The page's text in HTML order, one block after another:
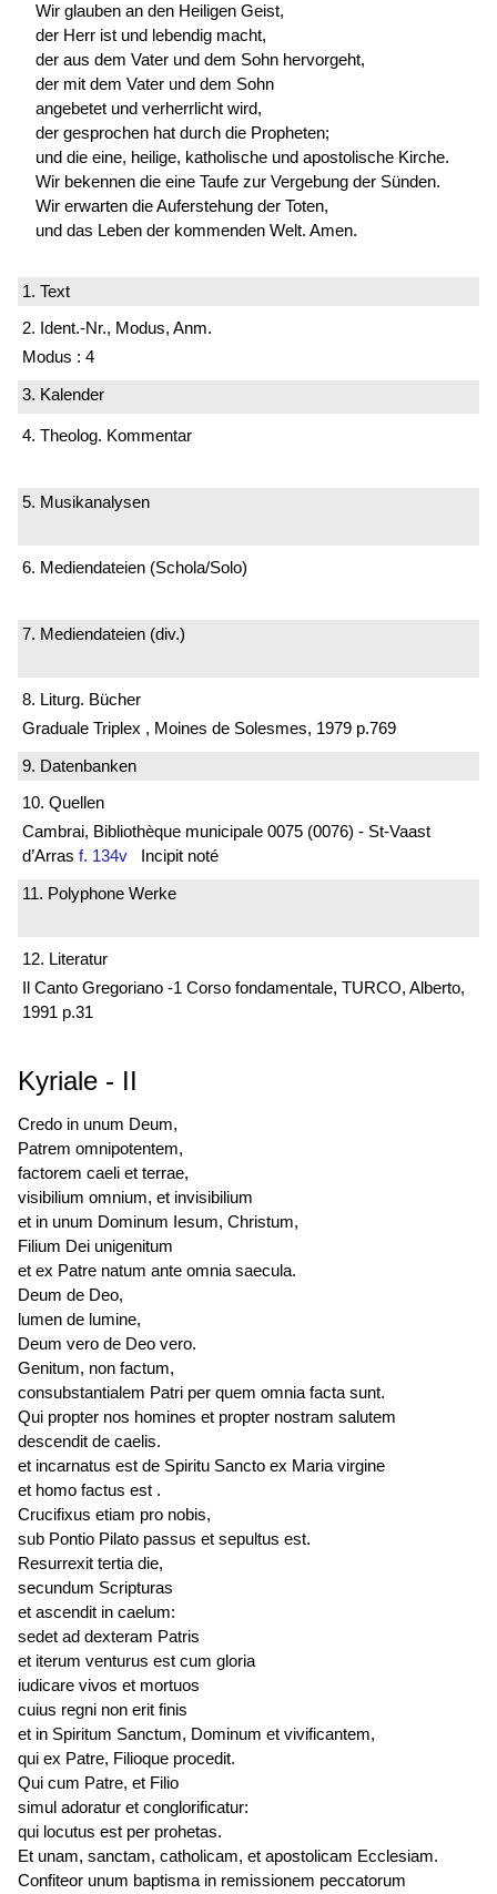
Wir glauben an den Heiligen Geist,
der Herr ist und lebendig macht,
der aus dem Vater und dem Sohn hervorgeht,
der mit dem Vater und dem Sohn
angebetet und verherrlicht wird,
der gesprochen hat durch die Propheten;
und die eine, heilige, katholische und apostolische Kirche.
Wir bekennen die eine Taufe zur Vergebung der Sünden.
Wir erwarten die Auferstehung der Toten,
und das Leben der kommenden Welt. Amen.
1. Text
2. Ident.-Nr., Modus, Anm.
Modus : 4
3. Kalender
4. Theolog. Kommentar
5. Musikanalysen
6. Mediendateien (Schola/Solo)
7. Mediendateien (div.)
8. Liturg. Bücher
Graduale Triplex , Moines de Solesmes, 1979 p.769
9. Datenbanken
10. Quellen
Cambrai, Bibliothèque municipale 0075 (0076) - St-Vaast
d’Arras f. 134v Incipit noté
11. Polyphone Werke
12. Literatur
Il Canto Gregoriano -1 Corso fondamentale, TURCO, Alberto,
1991 p.31
Kyriale - II
Credo in unum Deum,
Patrem omnipotentem,
factorem caeli et terrae,
visibilium omnium, et invisibilium
et in unum Dominum Iesum, Christum,
Filium Dei unigenitum
et ex Patre natum ante omnia saecula.
Deum de Deo,
lumen de lumine,
Deum vero de Deo vero.
Genitum, non factum,
consubstantialem Patri per quem omnia facta sunt.
Qui propter nos homines et propter nostram salutem
descendit de caelis.
et incarnatus est de Spiritu Sancto ex Maria virgine
et homo factus est .
Crucifixus etiam pro nobis,
sub Pontio Pilato passus et sepultus est.
Resurrexit tertia die,
secundum Scripturas
et ascendit in caelum:
sedet ad dexteram Patris
et iterum venturus est cum gloria
iudicare vivos et mortuos
cuius regni non erit finis
et in Spiritum Sanctum, Dominum et vivificantem,
qui ex Patre, Filioque procedit.
Qui cum Patre, et Filio
simul adoratur et conglorificatur:
qui locutus est per prohetas.
Et unam, sanctam, catholicam, et apostolicam Ecclesiam.
Confiteor unum baptisma in remissionem peccatorum